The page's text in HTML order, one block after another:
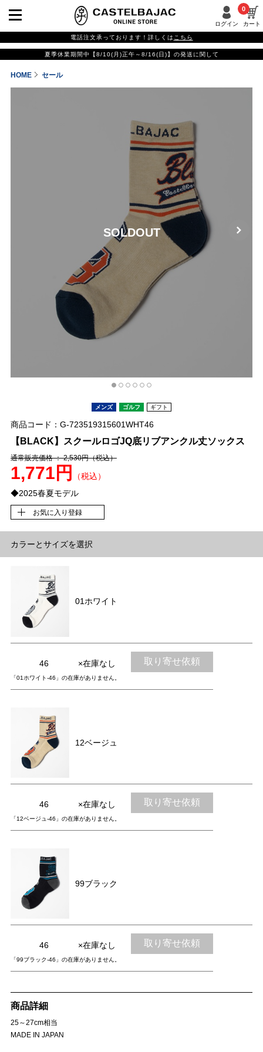
ログイン カート
0
電話注文承っております！詳しくは こちら
夏季休業期間中【8/10(月)正午～8/16(日)】の発送に関して
HOME セール
SOLDOUT
メンズ ゴルフ ギフト
商品コード：G-723519315601WHT46
【BLACK】スクールロゴJQ底リブアンクル丈ソックス
通常販売価格 ： 2,530円（税込）
1,771円
（税込）
◆2025春夏モデル
お気に入り登録
カラーとサイズを選択
01ホワイト
46 ×在庫なし 取り寄せ依頼
「01ホワイト-46」の在庫がありません。
12ベージュ
46 ×在庫なし 取り寄せ依頼
「12ベージュ-46」の在庫がありません。
99ブラック
46 ×在庫なし 取り寄せ依頼
「99ブラック-46」の在庫がありません。
商品詳細
25～27cm相当
MADE IN JAPAN